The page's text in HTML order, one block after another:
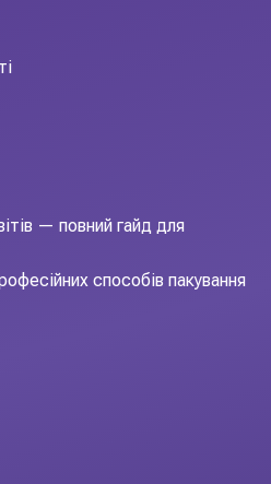
— повний гайд для
способів пакування